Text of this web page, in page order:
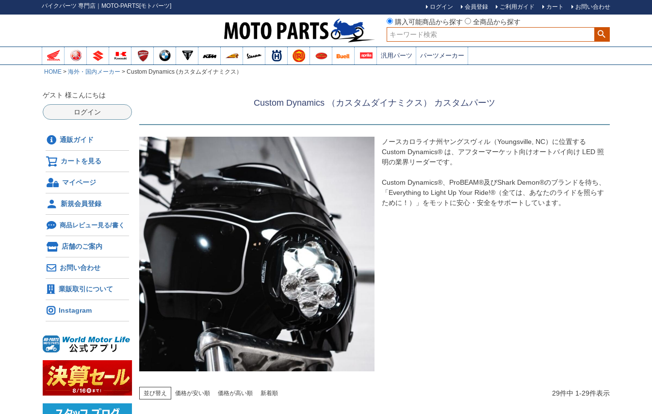
バイクパーツ 専門店｜MOTO-PARTS[モトパーツ] ログイン 会員登録 ご利用ガイド カート お問い合わせ
購入可能商品から探す
全商品から探す
検索
汎用パーツ パーツメーカー
HOME 海外・国内メーカー Custom Dynamics (カスタムダイナミクス）
ゲスト 様こんにちは
ログイン
通販ガイド
カートを見る
マイページ
新規会員登録
商品レビュー見る/書く
店舗のご案内
お問い合わせ
業販取引について
Instagram
Custom Dynamics （カスタムダイナミクス） カスタムパーツ
ノースカロライナ州ヤングスヴィル（Youngsville, NC）に位置する
Custom Dynamics® は、アフターマーケット向けオートバイ向け LED 照
明の業界リーダーです。
Custom Dynamics®、ProBEAM®及びShark Demon®のブランドを待ち、
「Everything to Light Up Your Ride!®（全ては、あなたのライドを照らす
ために！）」をモットに安心・安全をサポートしています。
並び替え 価格が安い順 価格が高い順 新着順 29件中 1-29件表示